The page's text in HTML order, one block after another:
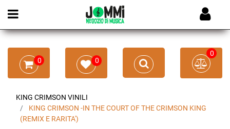
Open menu
0 0
0
KING CRIMSON VINILI
KING CRIMSON -IN THE COURT OF THE CRIMSON KING
(REMIX E RARITA')